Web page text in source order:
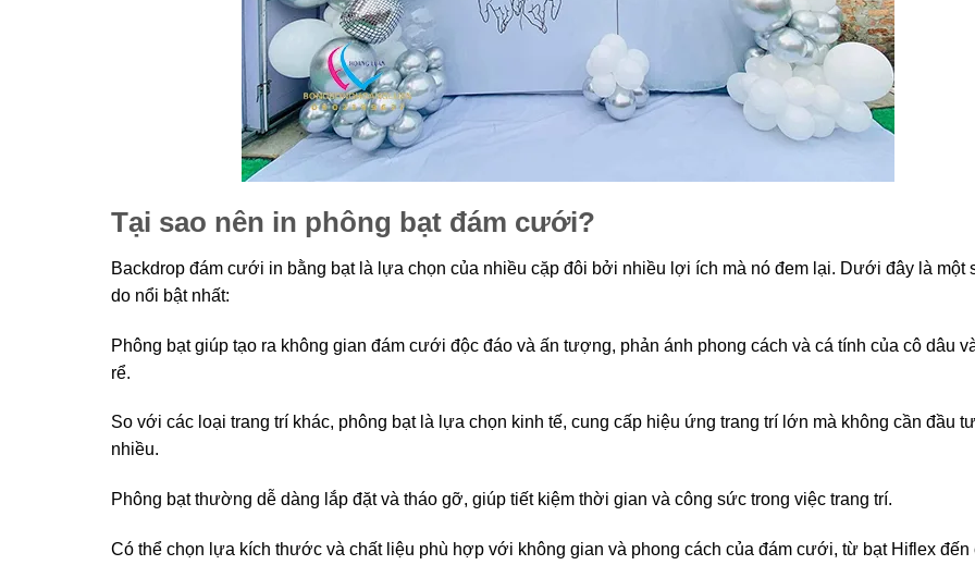
Tại sao nên in phông bạt đám cưới?
Backdrop đám cưới in bằng bạt là lựa chọn của nhiều cặp đôi bởi nhiều lợi ích mà nó đem lại. Dưới đây là một
do nổi bật nhất:
Phông bạt giúp tạo ra không gian đám cưới độc đáo và ấn tượng, phản ánh phong cách và cá tính của cô dâu
rể.
So với các loại trang trí khác, phông bạt là lựa chọn kinh tế, cung cấp hiệu ứng trang trí lớn mà không cần đầu
nhiều.
Phông bạt thường dễ dàng lắp đặt và tháo gỡ, giúp tiết kiệm thời gian và công sức trong việc trang trí.
Có thể chọn lựa kích thước và chất liệu phù hợp với không gian và phong cách của đám cưới, từ bạt Hiflex đến